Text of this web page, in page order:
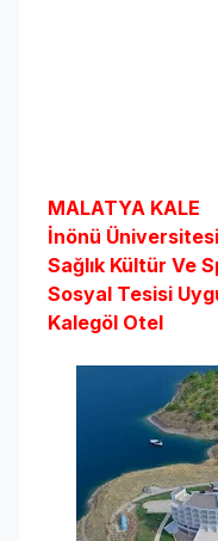
MALATYA KALE
İnönü Üniversitesi
Sağlık Kültür Ve
Sosyal Tesisi
Kalegöl Otel